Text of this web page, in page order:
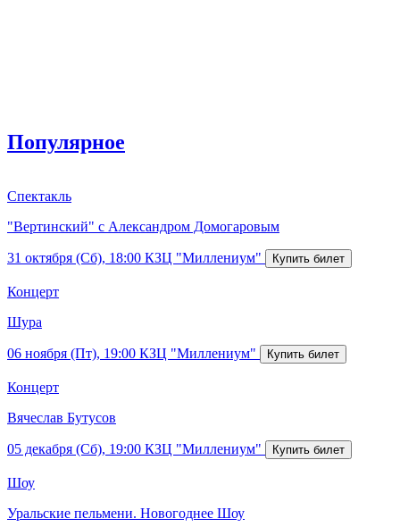
Популярное
Спектакль
"Вертинский" с Александром Домогаровым
31 октября (Сб), 18:00 КЗЦ "Миллениум"
Концерт
Шура
06 ноября (Пт), 19:00 КЗЦ "Миллениум"
Концерт
Вячеслав Бутусов
05 декабря (Сб), 19:00 КЗЦ "Миллениум"
Шоу
Уральские пельмени. Новогоднее Шоу